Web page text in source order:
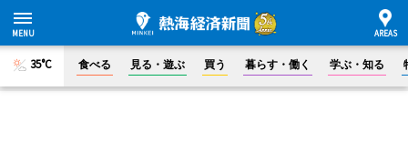
35°C 食べる 見る・遊ぶ 買う 暮らす・働く 学ぶ・知る